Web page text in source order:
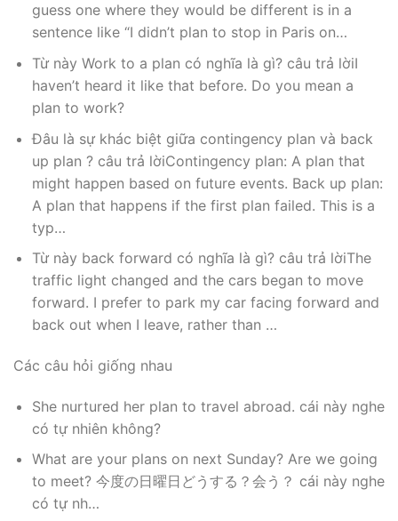
guess one where they would be different is in a
sentence like “I didn’t plan to stop in Paris on…
Từ này Work to a plan có nghĩa là gì? câu trả lờiI
haven’t heard it like that before. Do you mean a
plan to work?
Đâu là sự khác biệt giữa contingency plan và back
up plan ? câu trả lờiContingency plan: A plan that
might happen based on future events. Back up plan:
A plan that happens if the first plan failed. This is a
typ…
Từ này back forward có nghĩa là gì? câu trả lờiThe
traffic light changed and the cars began to move
forward. I prefer to park my car facing forward and
back out when I leave, rather than …
Các câu hỏi giống nhau
She nurtured her plan to travel abroad. cái này nghe
có tự nhiên không?
What are your plans on next Sunday? Are we going
to meet? 今度の日曜日どうする？会う？ cái này nghe
có tự nh…